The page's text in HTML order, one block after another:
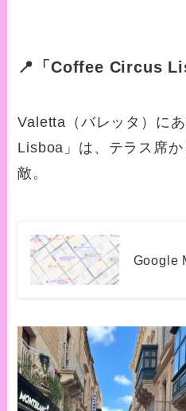
📍「Coffee Circus
Valetta（バレッタ）に
Lisboa」は、テラス席
敵。
Google